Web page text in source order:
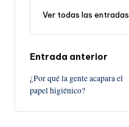
Ver todas las entradas
Navegación
de
entradas
Entrada anterior
¿Por qué la gente acapara el
papel higiénico?